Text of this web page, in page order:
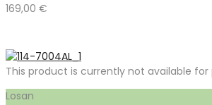
169,00 €
This product is currently not available for
Losan